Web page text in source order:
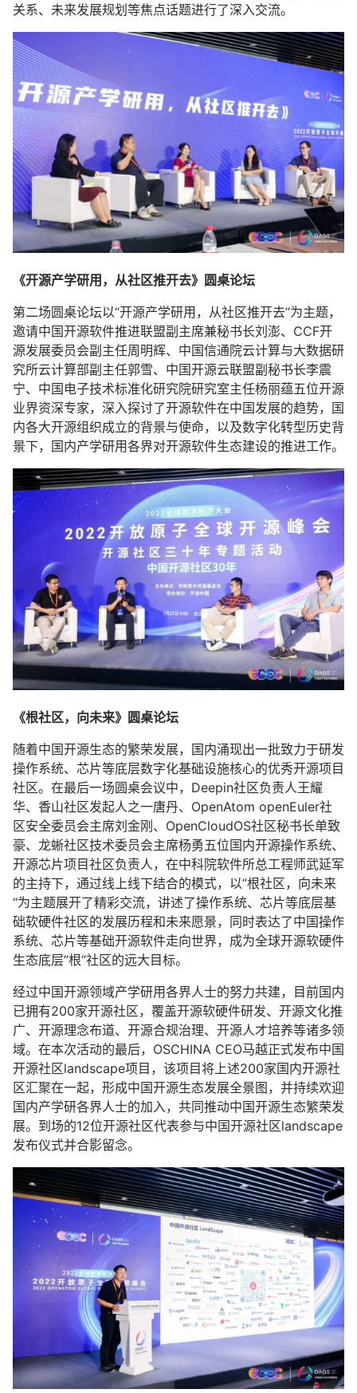
关系、未来发展规划等焦点话题进行了深入交流。
《开源产学研用，从社区推开去》圆桌论坛
第二场圆桌论坛以“开源产学研用，从社区推开去”为主题，
邀请中国开源软件推进联盟副主席兼秘书长刘澎、CCF开
源发展委员会副主任周明辉、中国信通院云计算与大数据研
究所云计算部副主任郭雪、中国开源云联盟副秘书长李震
宁、中国电子技术标准化研究院研究室主任杨丽蕴五位开源
业界资深专家，深入探讨了开源软件在中国发展的趋势，国
内各大开源组织成立的背景与使命，以及数字化转型历史背
景下，国内产学研用各界对开源软件生态建设的推进工作。
《根社区，向未来》圆桌论坛
随着中国开源生态的繁荣发展，国内涌现出一批致力于研发
操作系统、芯片等底层数字化基础设施核心的优秀开源项目
社区。在最后一场圆桌会议中，Deepin社区负责人王耀
华、香山社区发起人之一唐丹、OpenAtom openEuler社
区安全委员会主席刘金刚、OpenCloudOS社区秘书长单致
豪、龙蜥社区技术委员会主席杨勇五位国内开源操作系统、
开源芯片项目社区负责人，在中科院软件所总工程师武延军
的主持下，通过线上线下结合的模式，以”根社区，向未来
“为主题展开了精彩交流，讲述了操作系统、芯片等底层基
础软硬件社区的发展历程和未来愿景，同时表达了中国操作
系统、芯片等基础开源软件走向世界，成为全球开源软硬件
生态底层”根“社区的远大目标。
经过中国开源领域产学研用各界人士的努力共建，目前国内
已拥有200家开源社区，覆盖开源软硬件研发、开源文化推
广、开源理念布道、开源合规治理、开源人才培养等诸多领
域。在本次活动的最后，OSCHINA CEO马越正式发布中国
开源社区landscape项目，该项目将上述200家国内开源社
区汇聚在一起，形成中国开源生态发展全景图，并持续欢迎
国内产学研各界人士的加入，共同推动中国开源生态繁荣发
展。到场的12位开源社区代表参与中国开源社区landscape
发布仪式并合影留念。